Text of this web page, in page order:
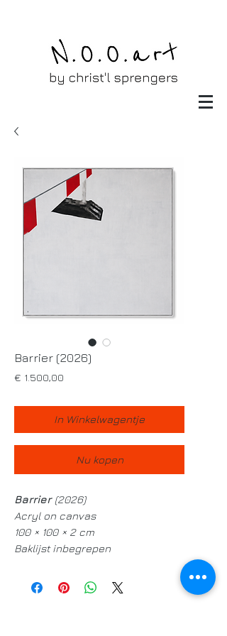
Barrier (2026)
€ 1.500,00
In Winkelwagentje
Nu kopen
Barrier(2026)
Acryl on canvas
100 × 100 × 2 cm
Baklijst inbegrepen